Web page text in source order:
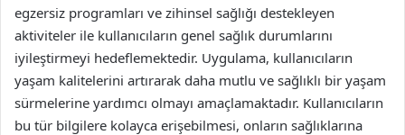
egzersiz programları ve zihinsel sağlığı destekleyen
aktiviteler ile kullanıcıların genel sağlık durumlarını
iyileştirmeyi hedeflemektedir. Uygulama, kullanıcıların
yaşam kalitelerini artırarak daha mutlu ve sağlıklı bir yaşam
sürmelerine yardımcı olmayı amaçlamaktadır. Kullanıcıların
bu tür bilgilere kolayca erişebilmesi, onların sağlıklarına